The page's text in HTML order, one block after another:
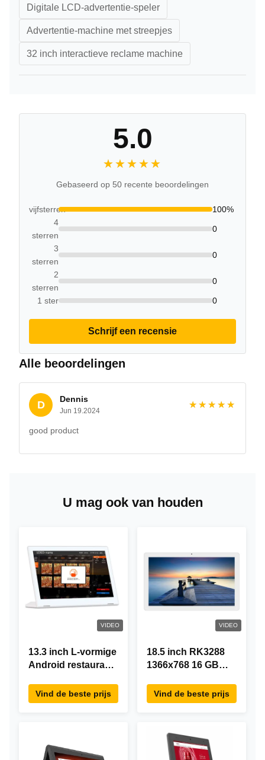
Digitale LCD-advertentie-speler
Advertentie-machine met streepjes
32 inch interactieve reclame machine
5.0
★★★★★
★★★★★
Gebaseerd op 50 recente beoordelingen
vijfsterren
100%
4
sterren
0
3
sterren
0
2
sterren
0
1 ster 0
Schrijf een recensie
Alle beoordelingen
D Dennis
Jun 19.2024
★★★★★
★★★★★
good product
U mag ook van houden
VIDEO
13.3 inch L-vormige
Android restaurant
1920×1080
touchscreen, WiFi
Vind de beste prijs
VIDEO
18.5 inch RK3288
1366x768 16 GB
One Android Tablet
Modern ontwerp
Vind de beste prijs